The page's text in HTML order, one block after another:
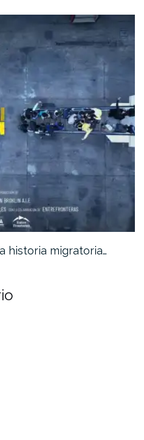
historia migratoria…